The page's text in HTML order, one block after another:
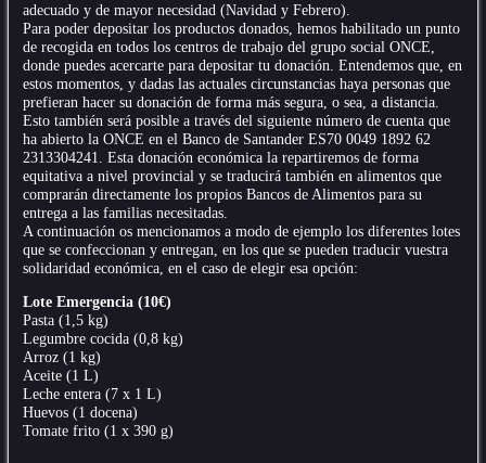
adecuado y de mayor necesidad (Navidad y Febrero).
Para poder depositar los productos donados, hemos habilitado un punto
de recogida en todos los centros de trabajo del grupo social ONCE,
donde puedes acercarte para depositar tu donación. Entendemos que, en
estos momentos, y dadas las actuales circunstancias haya personas que
prefieran hacer su donación de forma más segura, o sea, a distancia.
Esto también será posible a través del siguiente número de cuenta que
ha abierto la ONCE en el Banco de Santander ES70 0049 1892 62
2313304241. Esta donación económica la repartiremos de forma
equitativa a nivel provincial y se traducirá también en alimentos que
comprarán directamente los propios Bancos de Alimentos para su
entrega a las familias necesitadas.
A continuación os mencionamos a modo de ejemplo los diferentes lotes
que se confeccionan y entregan, en los que se pueden traducir vuestra
solidaridad económica, en el caso de elegir esa opción:
Lote Emergencia (10€)
Pasta (1,5 kg)
Legumbre cocida (0,8 kg)
Arroz (1 kg)
Aceite (1 L)
Leche entera (7 x 1 L)
Huevos (1 docena)
Tomate frito (1 x 390 g)